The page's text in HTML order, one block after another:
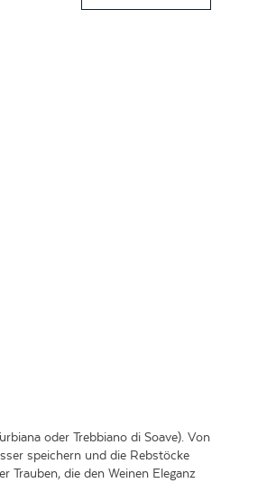
oder Trebbiano di Soave) Von
speichern und die Rebstöcke
Trauben, die den Weinen Eleganz